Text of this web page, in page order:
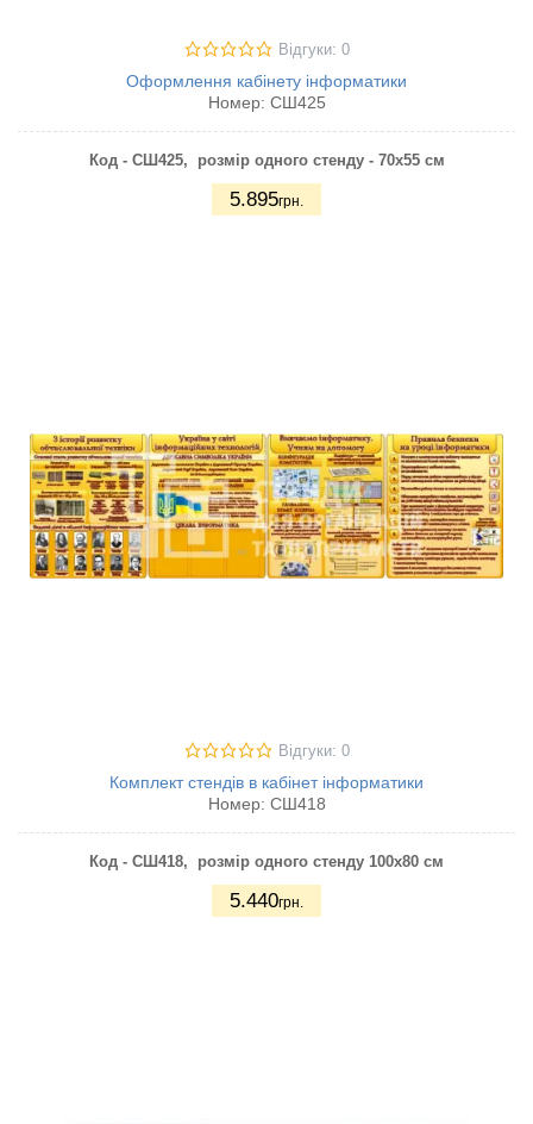
Відгуки: 0
Оформлення кабінету інформатики
Номер: СШ425
Код - СШ425, розмір одного стенду - 70х55 см
5.895грн.
Відгуки: 0
Комплект стендів в кабінет інформатики
Номер: СШ418
Код - СШ418, розмір одного стенду 100х80 см
5.440грн.